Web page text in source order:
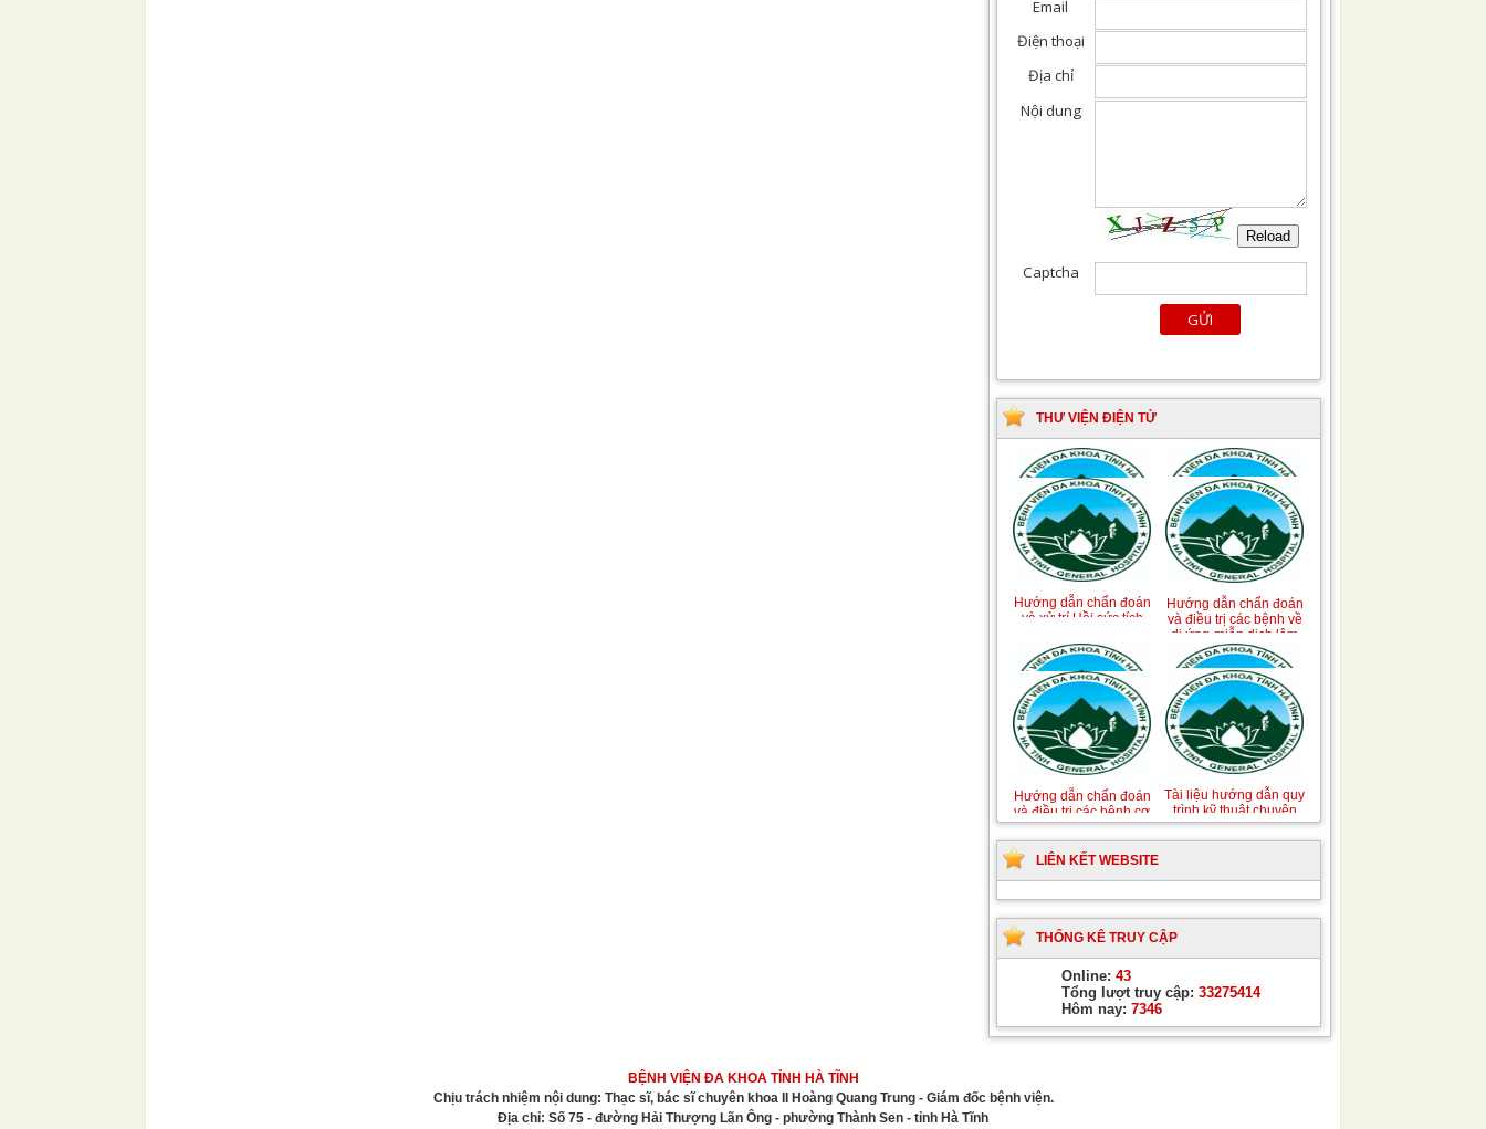
THƯ VIỆN ĐIỆN TỬ
Tài liệu Hướng dẫn
khuẩn vết mổ
Hướng dẫn chẩn đoán
truyền nhiễm
Hướng dẫn quy trình kỹ
thuật Chuyên khoa
Phẫu thuật Tiết niệu
Hướng dẫn Quy trình
kỹ thuật Nhi khoa
LIÊN KẾT WEBSITE
THỐNG KÊ TRUY CẬP
Online: 43
Tổng lượt truy cập: 33275414
Hôm nay: 7346
BỆNH VIỆN ĐA KHOA TỈNH HÀ TĨNH
Chịu trách nhiệm nội dung: Thạc sĩ, bác sĩ chuyên khoa II Hoàng Quang Trung - Giám đốc bệnh viện.
Địa chỉ: Số 75 - đường Hải Thượng Lãn Ông - phường Thành Sen - tỉnh Hà Tĩnh